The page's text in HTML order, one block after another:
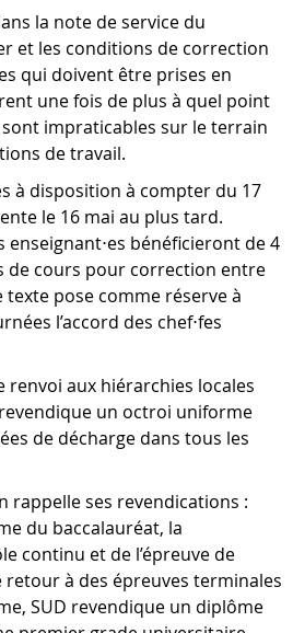
la note de service du
et les conditions de correction
qui doivent être prises en
une fois de plus à quel point
impraticables sur le terrain
de travail.
à disposition à compter du 17
le 16 mai au plus tard.
enseignant⋅es bénéficieront de 4
de cours pour correction entre
texte pose comme réserve à
l’accord des chef⋅fes
renvoi aux hiérarchies locales
un octroi uniforme
de décharge dans tous les
rappelle ses revendications :
du baccalauréat, la
continu et de l’épreuve de
retour à des épreuves terminales
SUD revendique un diplôme